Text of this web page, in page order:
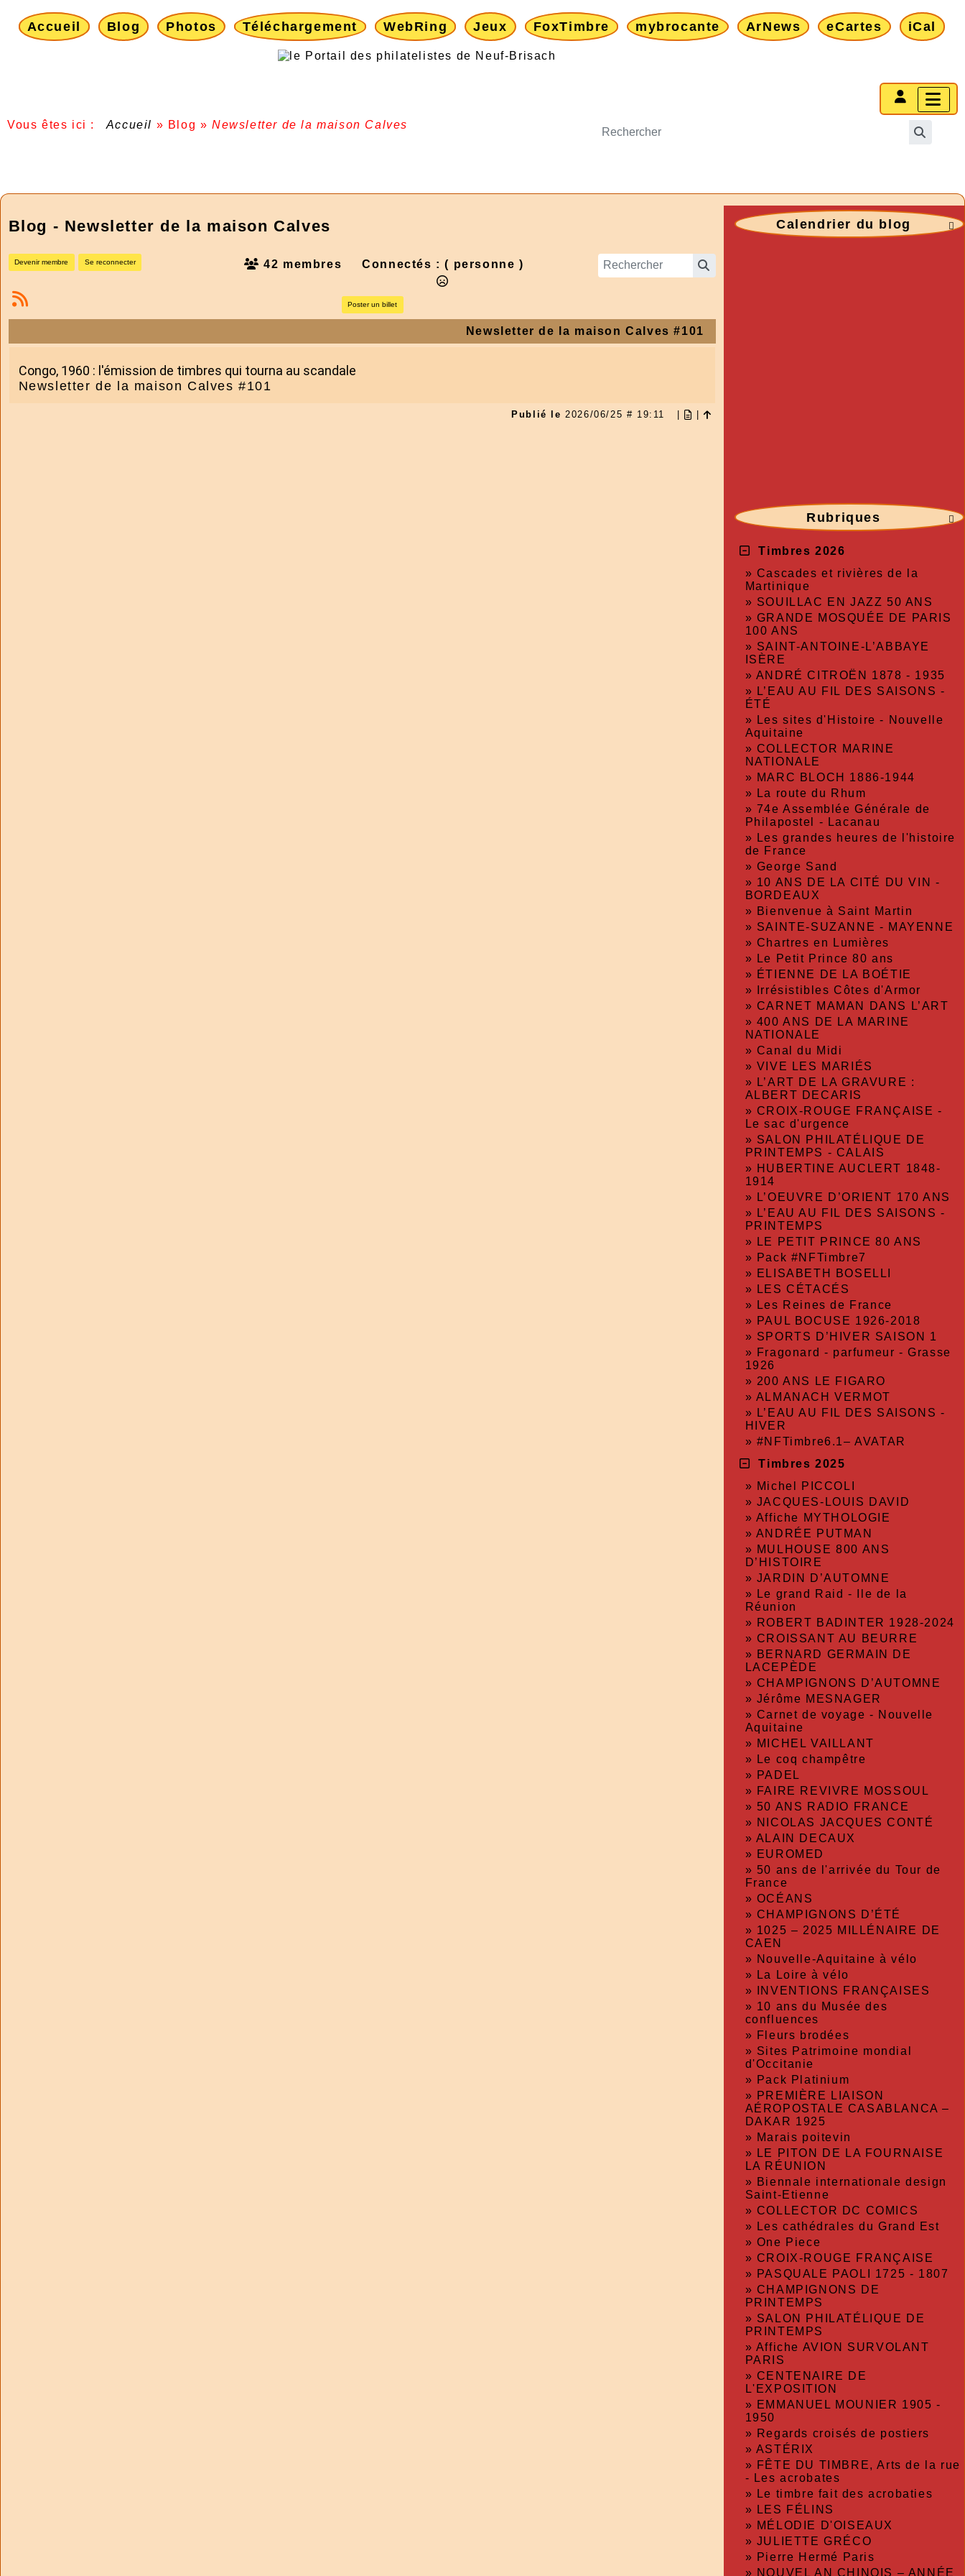
Accueil Blog Photos Téléchargement WebRing Jeux FoxTimbre mybrocante ArNews eCartes iCal
Vous êtes ici : Accueil » Blog »Newsletter de la maison Calves
Blog - Newsletter de la maison Calves
Devenir membre Se reconnecter 42 membres Connectés : ( personne )
Poster un billet
Newsletter de la maison Calves #101
Congo, 1960 : l'émission de timbres qui tourna au scandale
Newsletter de la maison Calves #101
Publié le2026/06/25 # 19:11 |

Calendrier du blog

Rubriques
Timbres 2026
» Cascades et rivières de la
Martinique
» SOUILLAC EN JAZZ 50 ANS
» GRANDE MOSQUÉE DE PARIS
100 ANS
» SAINT-ANTOINE-L’ABBAYE
ISÈRE
» ANDRÉ CITROËN 1878 - 1935
» L’EAU AU FIL DES SAISONS -
ÉTÉ
» Les sites d'Histoire - Nouvelle
Aquitaine
» COLLECTOR MARINE
NATIONALE
» MARC BLOCH 1886-1944
» La route du Rhum
» 74e Assemblée Générale de
Philapostel - Lacanau
» Les grandes heures de l'histoire
de France
» George Sand
» 10 ANS DE LA CITÉ DU VIN -
BORDEAUX
» Bienvenue à Saint Martin
» SAINTE-SUZANNE - MAYENNE
» Chartres en Lumières
» Le Petit Prince 80 ans
» ÉTIENNE DE LA BOÉTIE
»
Irrésistibles Côtes d'Armor
» CARNET MAMAN DANS L’ART
» 400 ANS DE LA MARINE
NATIONALE
» Canal du Midi
» VIVE LES MARIÉS
» L’ART DE LA GRAVURE :
ALBERT DECARIS
» CROIX-ROUGE FRANÇAISE -
Le sac d'urgence
» SALON PHILATÉLIQUE DE
PRINTEMPS - CALAIS
» HUBERTINE AUCLERT 1848-
1914
» L’OEUVRE D’ORIENT 170 ANS
» L’EAU AU FIL DES SAISONS -
PRINTEMPS
» LE PETIT PRINCE 80 ANS
» Pack #NFTimbre7
» ELISABETH BOSELLI
» LES CÉTACÉS
» Les Reines de France
» PAUL BOCUSE 1926-2018
» SPORTS D’HIVER SAISON 1
» Fragonard - parfumeur - Grasse
1926
» 200 ANS LE FIGARO
» ALMANACH VERMOT
» L’EAU AU FIL DES SAISONS -
HIVER
» #NFTimbre6.1– AVATAR
Timbres 2025
» Michel PICCOLI
» JACQUES-LOUIS DAVID
» Affiche MYTHOLOGIE
» ANDRÉE PUTMAN
» MULHOUSE 800 ANS
D’HISTOIRE
» JARDIN D’AUTOMNE
» Le grand Raid - Ile de la
Réunion
» ROBERT BADINTER 1928-2024
» CROISSANT AU BEURRE
» BERNARD GERMAIN DE
LACEPÈDE
» CHAMPIGNONS D’AUTOMNE
» Jérôme MESNAGER
» Carnet de voyage - Nouvelle
Aquitaine
» MICHEL VAILLANT
» Le coq champêtre
» PADEL
» FAIRE REVIVRE MOSSOUL
» 50 ANS RADIO FRANCE
» NICOLAS JACQUES CONTÉ
» ALAIN DECAUX
» EUROMED
» 50 ans de l'arrivée du Tour de
France
» OCÉANS
» CHAMPIGNONS D’ÉTÉ
» 1025 – 2025 MILLÉNAIRE DE
CAEN
» Nouvelle-Aquitaine à vélo
» La Loire à vélo
»
INVENTIONS FRANÇAISES
» 10 ans du Musée des
confluences
» Fleurs brodées
» Sites Patrimoine mondial
d'Occitanie
» Pack Platinium
» PREMIÈRE LIAISON
AÉROPOSTALE CASABLANCA –
DAKAR 1925
» Marais poitevin
» LE PITON DE LA FOURNAISE
LA RÉUNION
» Biennale internationale design
Saint-Etienne
» COLLECTOR DC COMICS
» Les cathédrales du Grand Est
» One Piece
» CROIX-ROUGE FRANÇAISE
» PASQUALE PAOLI 1725 - 1807
» CHAMPIGNONS DE
PRINTEMPS
» SALON PHILATÉLIQUE DE
PRINTEMPS
» Affiche AVION SURVOLANT
PARIS
» CENTENAIRE DE
L'EXPOSITION
» EMMANUEL MOUNIER 1905 -
1950
» Regards croisés de postiers
» ASTÉRIX
» FÊTE DU TIMBRE, Arts de la rue
- Les acrobates
» Le timbre fait des acrobaties
» LES FÉLINS
» MÉLODIE D'OISEAUX
» JULIETTE GRÉCO
» Pierre Hermé Paris
» NOUVEL AN CHINOIS – ANNÉE